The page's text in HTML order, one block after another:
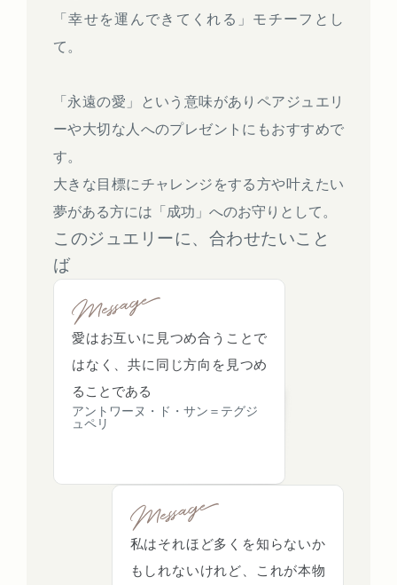
「幸せを運んできてくれる」モチーフとし
て。
「永遠の愛」という意味がありペアジュエリ
ーや大切な人へのプレゼントにもおすすめで
す。
大きな目標にチャレンジをする方や叶えたい
夢がある方には「成功」へのお守りとして。
このジュエリーに、合わせたいこと
ば
愛はお互いに見つめ合うことで
はなく、共に同じ方向を見つめ
ることである
アントワーヌ・ド・サン＝テグジ
ュペリ
私はそれほど多くを知らないか
もしれないけれど、これが本物